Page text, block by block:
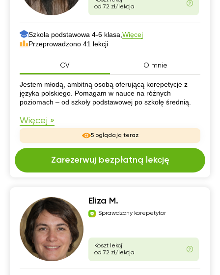
od 72 zł/lekcja
Szkoła podstawowa 4-6 klasa, Więcej
Przeprowadzono 41 lekcji
CV O mnie
CV
Jestem młodą, ambitną osobą oferującą korepetycje z
języka polskiego. Pomagam w nauce na różnych
poziomach – od szkoły podstawowej po szkołę średnią.
Więcej »
5 oglądają teraz
Zarezerwuj bezpłatną lekcję
Eliza M.
Sprawdzony korepetytor
Koszt lekcji
od 72 zł/lekcja